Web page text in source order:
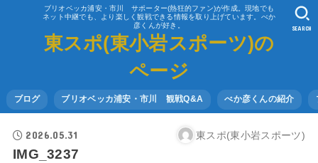
ブリオベッカ浦安・市川 サポーター(熱狂的ファン)が作成。現地でも
ネット中継でも、より楽しく観戦できる情報を取り上げています。べか
彦くんが好き。
東スポ(東小岩スポーツ)の
ページ
ブログ ブリオベッカ浦安・市川 観戦Q&A べか彦くんの紹介
SEARCH
2026.05.31 東スポ(東小岩スポーツ)
IMG_3237